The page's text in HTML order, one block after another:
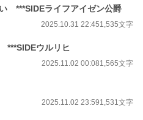
***SIDEライフアイゼン公爵
2025.10.31 22:451,535文字
***SIDEウルリヒ
2025.11.02 00:081,565文字
2025.11.02 23:591,531文字